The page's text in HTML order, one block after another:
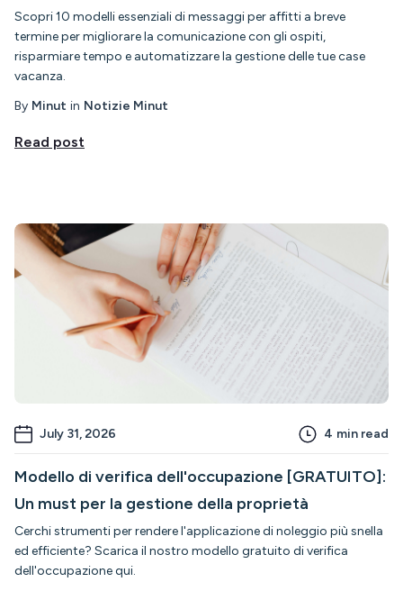
Scopri 10 modelli essenziali di messaggi per affitti a breve
termine per migliorare la comunicazione con gli ospiti,
risparmiare tempo e automatizzare la gestione delle tue case
vacanza.
By Minut in Notizie Minut
Read post
July 31, 2026 4 min read
Modello di verifica dell'occupazione [GRATUITO]:
Un must per la gestione della proprietà
Cerchi strumenti per rendere l'applicazione di noleggio più snella
ed efficiente? Scarica il nostro modello gratuito di verifica
dell'occupazione qui.